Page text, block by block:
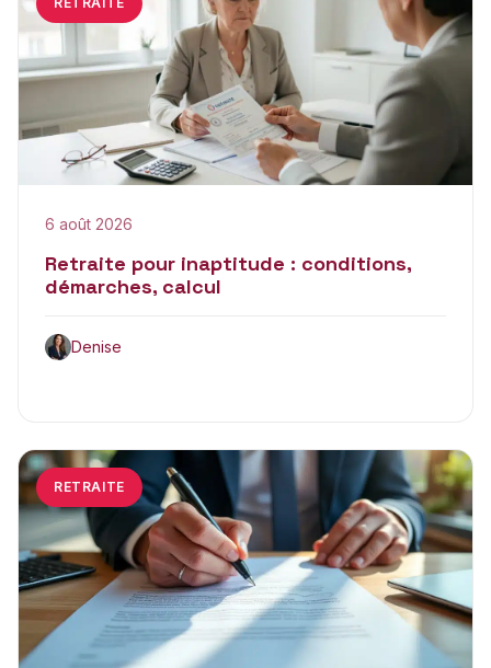
6 août 2026
Retraite pour inaptitude : conditions,
démarches, calcul
Denise
RETRAITE